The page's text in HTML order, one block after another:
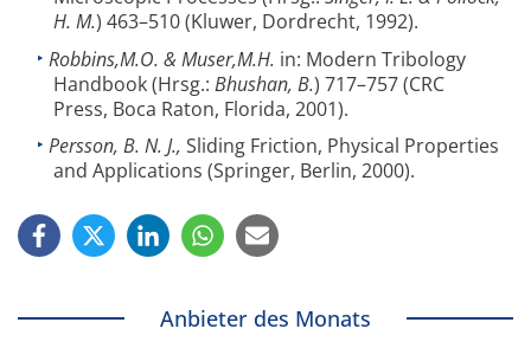
H. M.) 463–510 (Kluwer, Dordrecht, 1992).
Robbins,M.O. & Muser,M.H. in: Modern Tribology
Handbook (Hrsg.: Bhushan, B.) 717–757 (CRC
Press, Boca Raton, Florida, 2001).
Persson, B. N. J., Sliding Friction, Physical Properties
and Applications (Springer, Berlin, 2000).
Anbieter des Monats